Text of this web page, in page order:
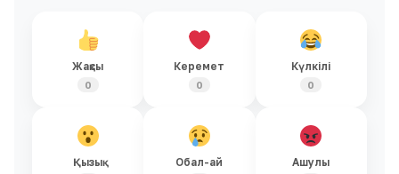
Жақсы
0
Керемет
0
Күлкілі
0
Қызық Обал-ай Ашулы